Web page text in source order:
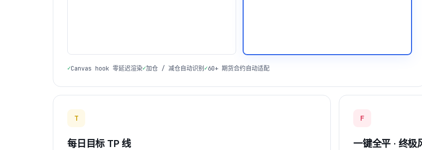
✓Canvas hook 零延迟渲染✓加仓 / 减仓自动识别 ✓60+ 期货合约自动适配
T
每日目标 TP 线
F
一键全平 · 终极